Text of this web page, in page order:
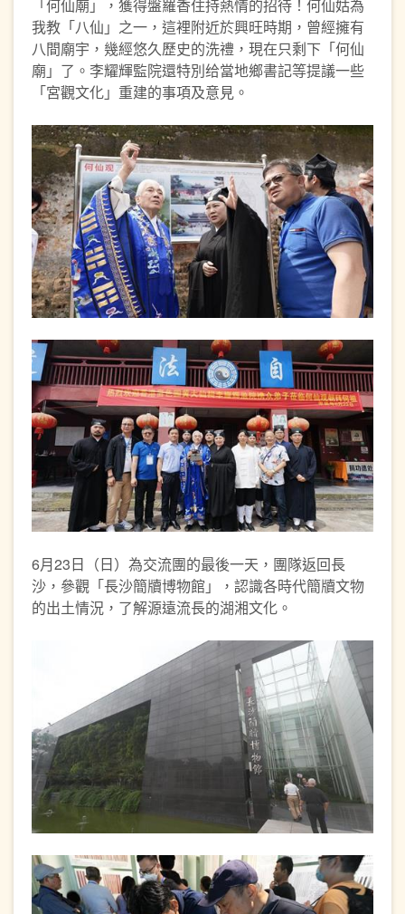
「何仙廟」，獲得盤羅香住持熱情的招待！何仙姑為
我教「八仙」之一，這裡附近於興旺時期，曾經擁有
八間廟宇，幾經悠久歷史的洗禮，現在只剩下「何仙
廟」了。李耀輝監院還特別给當地鄉書記等提議一些
「宮觀文化」重建的事項及意見。
6月23日（日）為交流團的最後一天，團隊返回長
沙，參觀「長沙簡牘博物館」，認識各時代簡牘文物
的出土情況，了解源遠流長的湖湘文化。